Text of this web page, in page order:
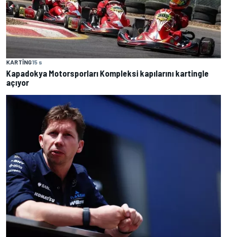
KARTING15 s
Kapadokya Motorsporları Kompleksi kapılarını kartingle
açıyor